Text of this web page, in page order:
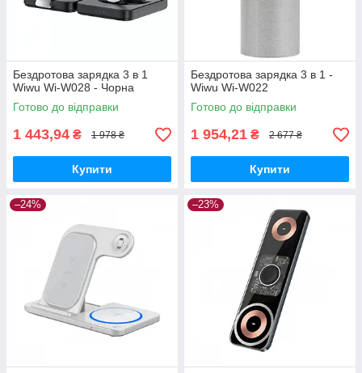
Бездротова зарядка 3 в 1
Wiwu Wi-W028 - Чорна
Готово до відправки
1 443,94 ₴ 1 978 ₴
Купити
Бездротова зарядка 3 в 1 -
Wiwu Wi-W022
Готово до відправки
1 954,21 ₴ 2 677 ₴
Купити
–24% –23%